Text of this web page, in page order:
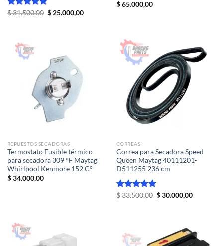
Valorado
$31.500,00 El
$25.000,00El
$65.000,00
REPUESTOS SECADORAS
Termostato Fusible térmico
para secadora 309 °F Maytag
Whirlpool Kenmore 152 C°
$34.000,00
CORREAS
Correa para Secadora Speed
Queen Maytag 40111201-
D511255 236 cm
Valorado
$33.500,00 El
$30.000,00El